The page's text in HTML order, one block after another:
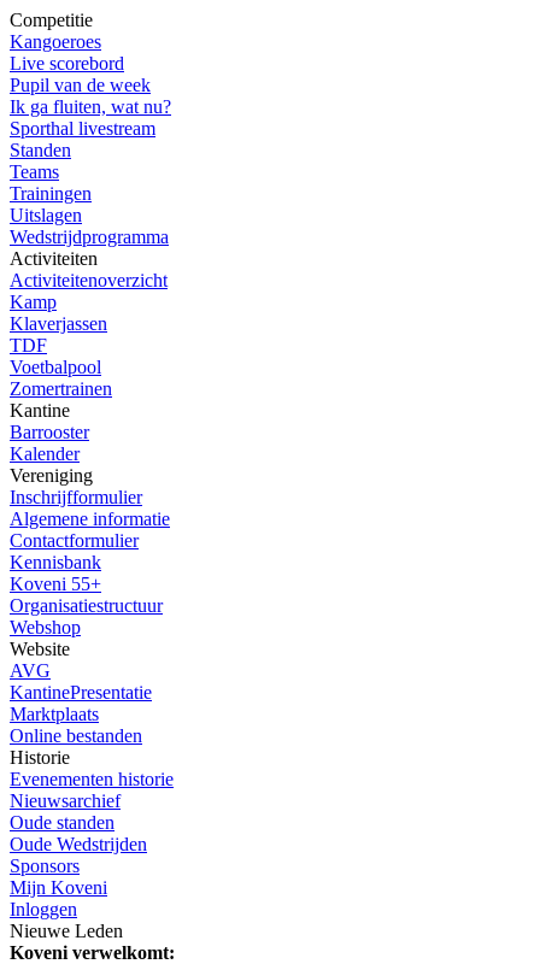
Competitie
Kangoeroes
Live scorebord
Pupil van de week
Ik ga fluiten, wat nu?
Sporthal livestream
Standen
Teams
Trainingen
Uitslagen
Wedstrijdprogramma
Activiteiten
Activiteitenoverzicht
Kamp
Klaverjassen
TDF
Voetbalpool
Zomertrainen
Kantine
Barrooster
Kalender
Vereniging
Inschrijfformulier
Algemene informatie
Contactformulier
Kennisbank
Koveni 55+
Organisatiestructuur
Webshop
Website
AVG
KantinePresentatie
Marktplaats
Online bestanden
Historie
Evenementen historie
Nieuwsarchief
Oude standen
Oude Wedstrijden
Sponsors
Mijn Koveni
Inloggen
Nieuwe Leden
Koveni verwelkomt: